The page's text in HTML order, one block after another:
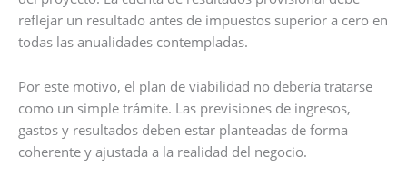
reflejar un resultado antes de impuestos superior a cero en
todas las anualidades contempladas.
Por este motivo, el plan de viabilidad no debería tratarse
como un simple trámite. Las previsiones de ingresos,
gastos y resultados deben estar planteadas de forma
coherente y ajustada a la realidad del negocio.